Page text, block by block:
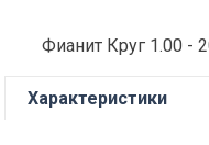
Фианит Круг 1.00 -
Характеристики